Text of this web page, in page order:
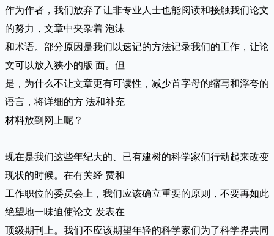
作为作者，我们放弃了让非专业人士也能阅读和接触我们论文
的努力，文章中夹杂着 泡沫
和术语。部分原因是我们以速记的方法记录我们的工作，让论
文可以放入狭小的版 面。但
是，为什么不让文章更有可读性，减少首字母的缩写和浮夸的
语言，将详细的方 法和补充
材料放到网上呢？
现在是我们这些年纪大的、已有建树的科学家们行动起来改变
现状的时候。在有关经 费和
工作职位的委员会上，我们应该确立重要的原则，不要再如此
绝望地一味迫使论文 发表在
顶级期刊上。我们不应该期望年轻的科学家们为了科学界共同